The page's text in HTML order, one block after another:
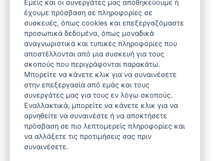
Τύπος Συστήματος
Συστήματα Ταΐσματος
Υδροδοσία
Συστήματα Φωλιάς
Θέρμανση
Εξαερισμός
Συστήματα Ζύγισης
Εμείς και οι συνεργάτες μας αποθηκεύουμε ή
έχουμε πρόσβαση σε πληροφορίες σε
συσκευές, όπως cookies και επεξεργαζόμαστε
προσωπικά δεδομένα, όπως μοναδικά
αναγνωριστικά και τυπικές πληροφορίες που
αποστέλλονται από μια συσκευή για τους
σκοπούς που περιγράφονται παρακάτω.
Μπορείτε να κάνετε κλικ για να συναινέσετε
στην επεξεργασία από εμάς και τους
συνεργάτες μας για τους εν λόγω σκοπούς.
Εναλλακτικά, μπορείτε να κάνετε κλικ για να
αρνηθείτε να συναινέστε ή να αποκτήσετε
πρόσβαση σε πιο λεπτομερείς πληροφορίες και
να αλλάξετε τις προτιμήσεις σας πριν
συναινέσετε.